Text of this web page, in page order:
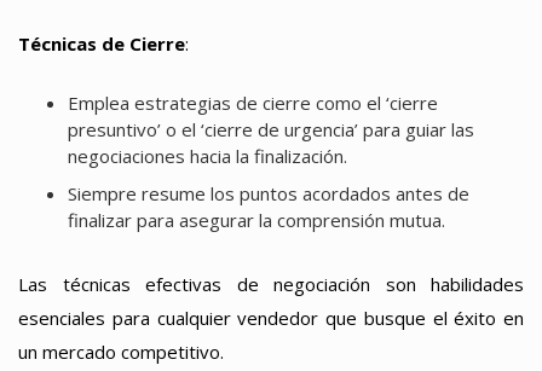
Técnicas de Cierre:
Emplea estrategias de cierre como el ‘cierre
presuntivo’ o el ‘cierre de urgencia’ para guiar las
negociaciones hacia la finalización.
Siempre resume los puntos acordados antes de
finalizar para asegurar la comprensión mutua.
Las técnicas efectivas de negociación son habilidades
esenciales para cualquier vendedor que busque el éxito en
un mercado competitivo.